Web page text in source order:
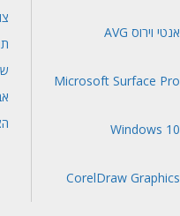
אנטי וירוס AVG
Microsoft Surface Pro
Windows 10
CorelDraw Graphics